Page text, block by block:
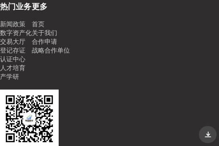
热门业务
新闻政策
数字资产化
交易大厅
登记存证
认证中心
人才培育
产学研
更多
首页
关于我们
合作申请
战略合作单位